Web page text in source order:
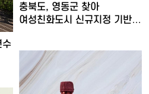
수
충북도, 영동군 찾아
여성친화도시 신규지정 기반